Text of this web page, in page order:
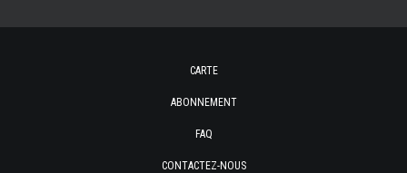
CARTE
ABONNEMENT
FAQ
CONTACTEZ-NOUS